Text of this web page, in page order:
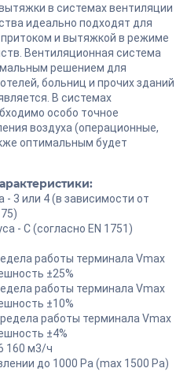
в системах вентиляции
идеально подходят для
и вытяжкой в режиме
Вентиляционная система
решением для
больниц и прочих зданий
В системах
особо точное
воздуха (операционные,
оптимальным будет
- 3 или 4 (в зависимости от
- С (согласно EN 1751)
работы терминала Vmax
±25%
работы терминала Vmax
±10%
работы терминала Vmax
±4%
160 м3/ч
до 1000 Pa (max 1500 Pа)